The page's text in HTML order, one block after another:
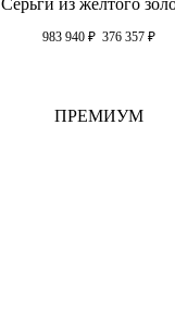
983 940 ₽ 376 357 ₽
ПРЕМИУМ